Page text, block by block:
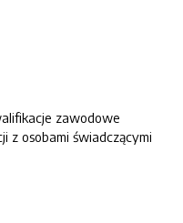
zawodowe
z osobami świadczącymi